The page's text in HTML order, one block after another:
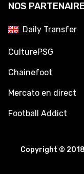
NOS
Daily Transfer
CulturePSG
Chainefoot
Mercato en direct
Football Addict
Copyright ©